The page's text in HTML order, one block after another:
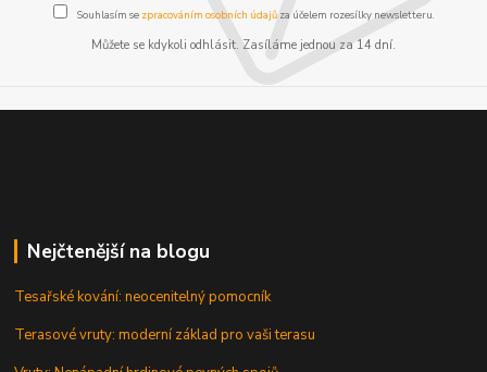
Souhlasím se zpracováním osobních údajůza účelem rozesílky newsletteru.
Můžete se kdykoli odhlásit. Zasíláme jednou za 14 dní.
Nejčtenější na blogu
Tesařské kování: neocenitelný pomocník
Terasové vruty: moderní základ pro vaši terasu